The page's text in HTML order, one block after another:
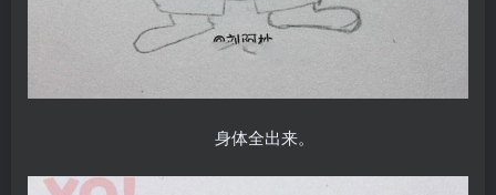
身体全出来。